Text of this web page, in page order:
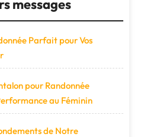
messages
Parfait pour Vos
pour Randonnée
au Féminin
de Notre